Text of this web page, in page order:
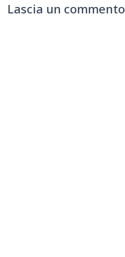
Lascia un commento